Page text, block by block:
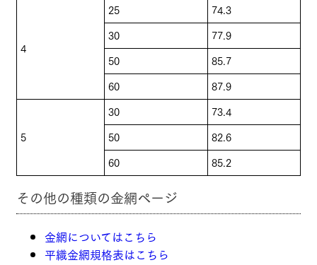
4
25
74.3
30
77.9
50
85.7
60
87.9
5
30
73.4
50
82.6
60
85.2
その他の種類の金網ページ
金網についてはこちら
平織金網規格表はこちら